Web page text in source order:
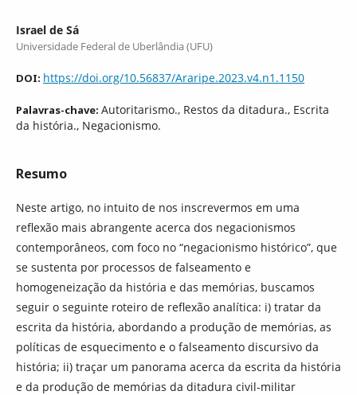
Israel de Sá
Universidade Federal de Uberlândia (UFU)
DOI: https://doi.org/10.56837/Araripe.2023.v4.n1.1150
Palavras-chave: Autoritarismo., Restos da ditadura., Escrita
da história., Negacionismo.
Resumo
Neste artigo, no intuito de nos inscrevermos em uma
reflexão mais abrangente acerca dos negacionismos
contemporâneos, com foco no “negacionismo histórico”, que
se sustenta por processos de falseamento e
homogeneização da história e das memórias, buscamos
seguir o seguinte roteiro de reflexão analítica: i) tratar da
escrita da história, abordando a produção de memórias, as
políticas de esquecimento e o falseamento discursivo da
história; ii) traçar um panorama acerca da escrita da história
e da produção de memórias da ditadura civil-militar